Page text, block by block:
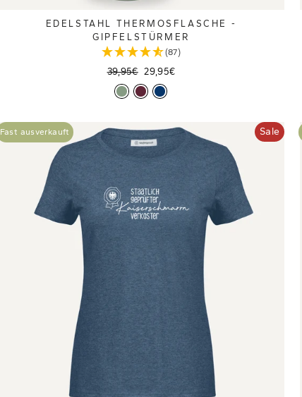
EDELSTAHL THERMOSFLASCHE -
GIPFELSTÜRMER
(87)
Normaler
Preis
39,95€ Sonderpreis
29,95€
Fast ausverkauft Sale